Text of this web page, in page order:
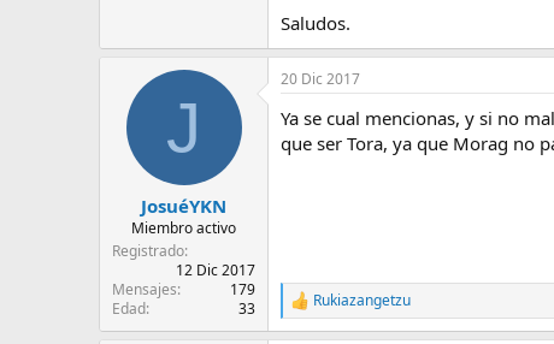
Saludos.
J
JosuéYKN
Miembro activo
Registrado
12 Dic 2017
Mensajes
179
Edad
33
20 Dic 2017
Ya se cual mencionas, y si no
que ser Tora, ya que Morag no
R
e
Rukiazangetzu